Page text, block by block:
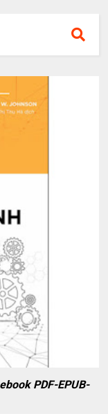
PDF-EPUB-